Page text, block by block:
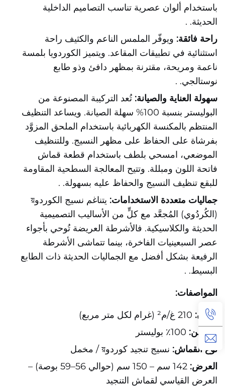
باستخدام ألوان عصرية تناسب التصاميم الداخلية
الحديثة. .
راحة فائقة: ويوفّر الملمس الناعم والكثيف راحة
استثنائية في تطبيقات المقاعد. ويتميز الكوردويا بلمسة
ناعمة ومريحة، مقترنة بمظهر دافئ وذو طابع
نوستالجي. .
سهولة العناية والصيانة: تُعد التركيبة المصنوعة من
البوليستر بنسبة 100% سهلة الصيانة. ويساعد التنظيف
المنتظم بالمكنسة الكهربائية باستخدام الملحق المزوَّد
بفرشاة على الحفاظ على مظهر النسيج. وللتنظيف
الموضعي، امسحي بلطف باستخدام قطعة قماش
فاتحة اللون ومبللة. وتتيح المعالجة السطحية المقاومة
للبقع تنظيف النسيج والحفاظ عليه بسهولة. .
جماليات متعددة الاستخدامات:
يتناغم نسيج الكوردوয়
(الكُردُوي) المُجعَّد مع كلٍّ من الأساليب التصميمية
الحديثة والكلاسيكية. فالأشرطة العريضة تُوحي بأجواء
عصر السبعينيات الفاخرة، بينما تتماشى الأشرطة
الرفيعة بشكل أفضل مع الجماليات الحديثة ذات الطابع
البسيط. .
المواصفات:
الوزن: 210 غ/م² (غرام لكل متر مربع)
التكوين: 100٪ بوليستر
نوع القماش: نسيج تنجيد كوردوয় / مخمل
العرض:
142 سم – 150 سم (حوالي 56–59 بوصة) –
العرض القياسي لقماش التنجيد